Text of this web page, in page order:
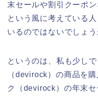
末セールや割引クーポ
という風に考えている
いるのではないでしょう
というのは、私も少し
（devirock）の商品を
ク（devirock）の年末